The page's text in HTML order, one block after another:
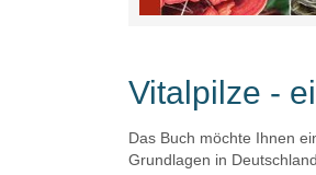
Vitalpilze -
Das Buch möchte Ihnen
Grundlagen in